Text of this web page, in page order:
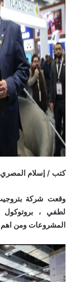
كتب / إسلام المصري
وقعت شركة
لطفي ، بروتوكول
المشروعات ومن